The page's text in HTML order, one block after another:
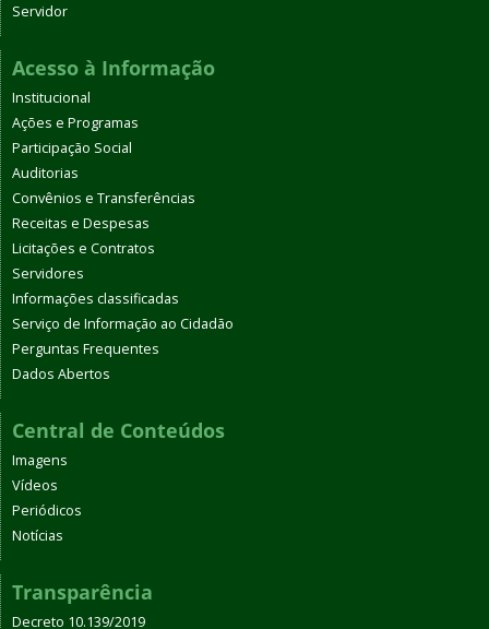
Servidor
Acesso à Informação
Institucional
Ações e Programas
Participação Social
Auditorias
Convênios e Transferências
Receitas e Despesas
Licitações e Contratos
Servidores
Informações classificadas
Serviço de Informação ao Cidadão
Perguntas Frequentes
Dados Abertos
Central de Conteúdos
Imagens
Vídeos
Periódicos
Notícias
Transparência
Decreto 10.139/2019